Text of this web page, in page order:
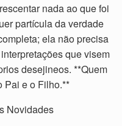
nada ao que foi
partícula da verdade
ela não precisa
que visem
desejineos. **Quem
Pai e o Filho.**
Novidades